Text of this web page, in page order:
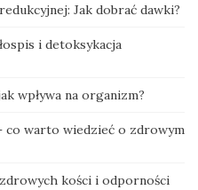
Jak dobrać dawki?
i detoksykacja
wpływa na organizm?
co warto wiedzieć o zdrowym
kości i odporności